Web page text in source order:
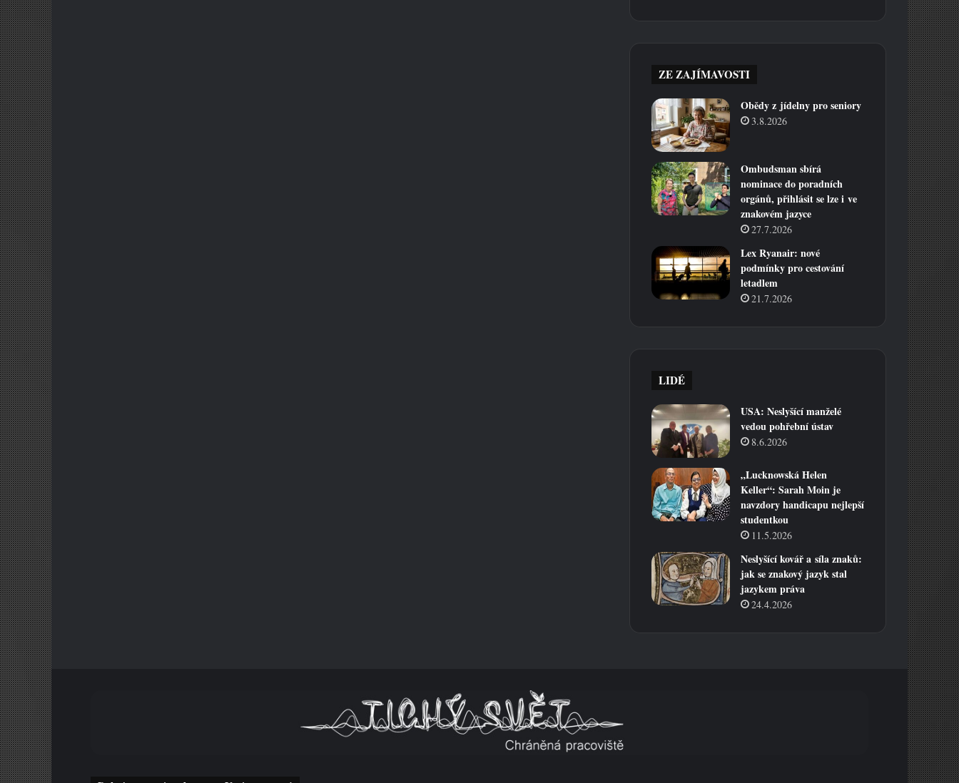
ZE ZAJÍMAVOSTI
Obědy z jídelny pro seniory
3.8.2026
Ombudsman sbírá
nominace do poradních
orgánů, přihlásit se lze i ve
znakovém jazyce
27.7.2026
Lex Ryanair: nové
podmínky pro cestování
letadlem
21.7.2026
LIDÉ
USA: Neslyšící manželé
vedou pohřební ústav
8.6.2026
„Lucknowská Helen
Keller“: Sarah Moin je
navzdory handicapu nejlepší
studentkou
11.5.2026
Neslyšící kovář a síla znaků:
jak se znakový jazyk stal
jazykem práva
24.4.2026